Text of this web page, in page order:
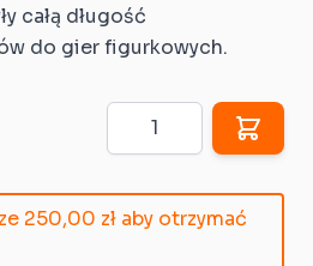
całą długość
do gier figurkowych.
Ilość
250,00 zł aby otrzymać